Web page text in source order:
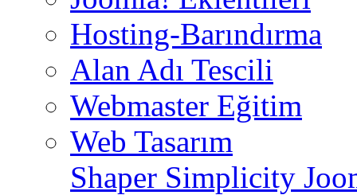
Hosting-Barındırma
Alan Adı Tescili
Webmaster Eğitim
Web Tasarım
Shaper Simplicity